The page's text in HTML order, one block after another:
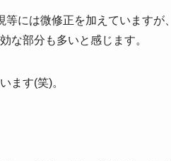
には微修正を加えていますが、
な部分も多いと感じます。
ます(笑)。